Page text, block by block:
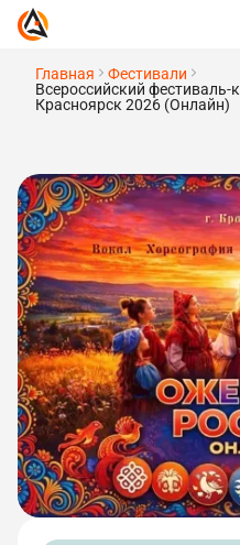
Главная
Фестивали
Всероссийский фестиваль-
Красноярск 2026 (Онлайн)